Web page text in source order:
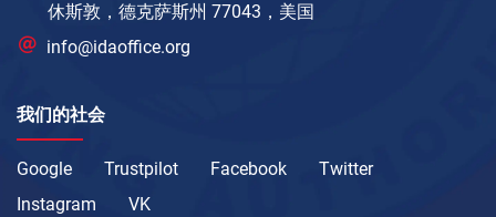
休斯敦，德克萨斯州 77043，美国
info@idaoffice.org
我们的社会
Google Trustpilot Facebook
Twitter
Instagram
VK